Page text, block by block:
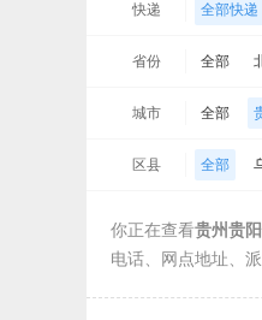
快递 全部快递
佳怡物流
省份 全部
城市 全部
黔南(545)
区县
全部
你正在查看贵州贵阳
电话、网点地址、